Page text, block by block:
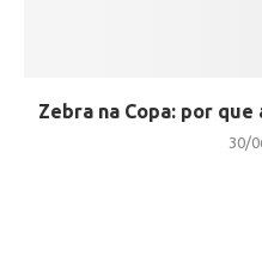
Zebra na Copa: por
30/